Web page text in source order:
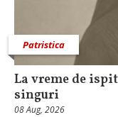
Patristica
La vreme de
singuri
08 Aug, 2026